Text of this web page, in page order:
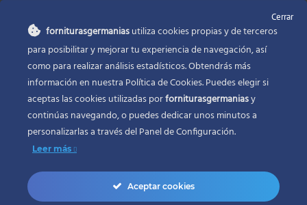
CONTACTO
Fornituras Germanías, Calle Sevilla 2, 46006 Valencia España
Phone:96 341 53 35
Email:info@forniturasgermanias.com
Cerrar
forniturasgermaniasutiliza cookies propias y de terceros
para posibilitar y mejorar tu experiencia de navegación, así
como para realizar análisis estadísticos. Obtendrás más
información en nuestra Política de Cookies. Puedes elegir si
aceptas las cookies utilizadas porforniturasgermaniasy
continúas navegando, o puedes dedicar unos minutos a
personalizarlas a través delPanel de Configuración.
Leer más
Aceptar cookies